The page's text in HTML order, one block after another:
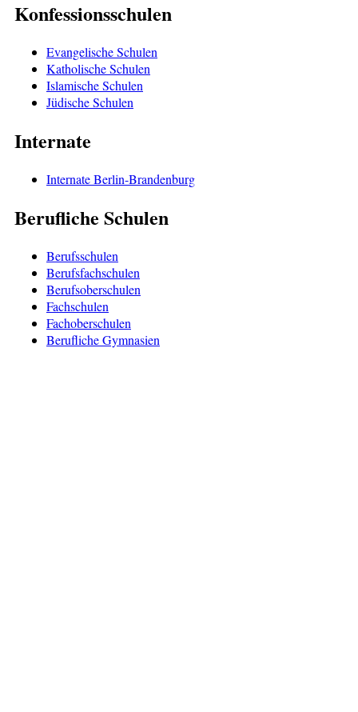
Konfessionsschulen
Evangelische Schulen
Katholische Schulen
Islamische Schulen
Jüdische Schulen
Internate
Internate Berlin-Brandenburg
Berufliche Schulen
Berufsschulen
Berufsfachschulen
Berufsoberschulen
Fachschulen
Fachoberschulen
Berufliche Gymnasien